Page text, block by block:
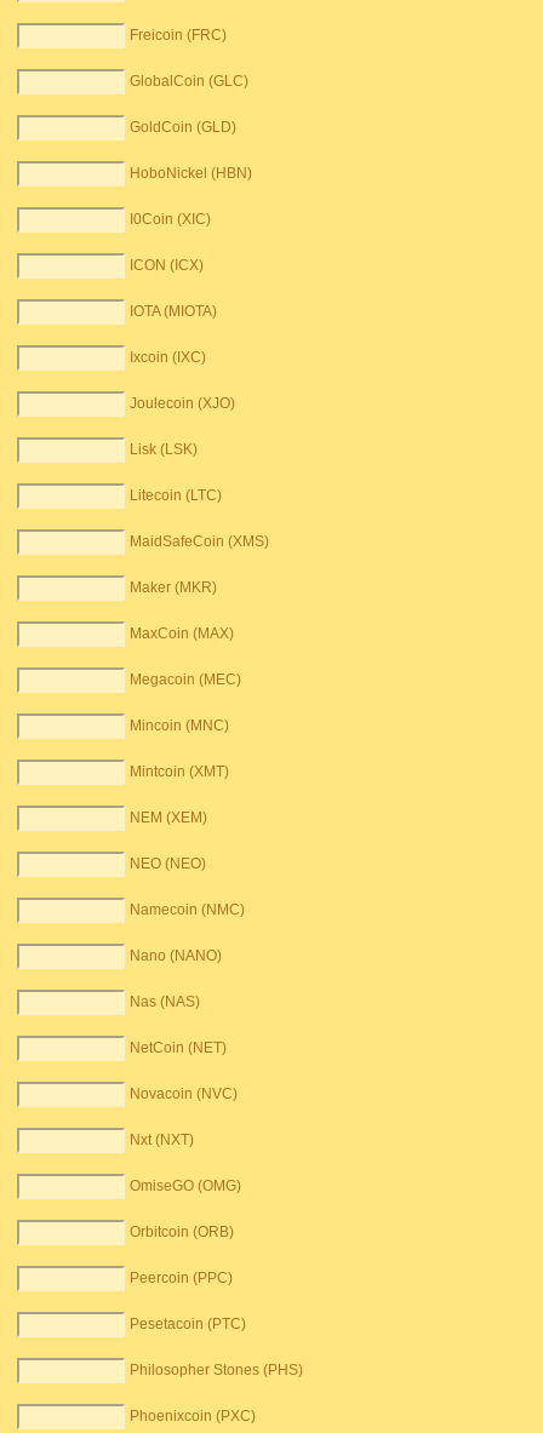
Freicoin (FRC)
GlobalCoin (GLC)
GoldCoin (GLD)
HoboNickel (HBN)
I0Coin (XIC)
ICON (ICX)
IOTA (MIOTA)
Ixcoin (IXC)
Joulecoin (XJO)
Lisk (LSK)
Litecoin (LTC)
MaidSafeCoin (XMS)
Maker (MKR)
MaxCoin (MAX)
Megacoin (MEC)
Mincoin (MNC)
Mintcoin (XMT)
NEM (XEM)
NEO (NEO)
Namecoin (NMC)
Nano (NANO)
Nas (NAS)
NetCoin (NET)
Novacoin (NVC)
Nxt (NXT)
OmiseGO (OMG)
Orbitcoin (ORB)
Peercoin (PPC)
Pesetacoin (PTC)
Philosopher Stones (PHS)
Phoenixcoin (PXC)